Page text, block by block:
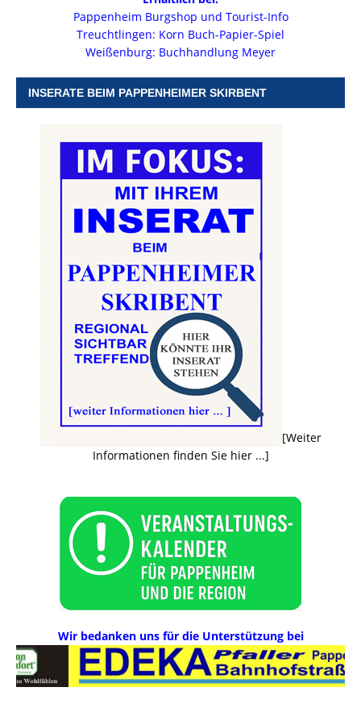
Pappenheim Burgshop und Tourist-Info
Treuchtlingen: Korn Buch-Papier-Spiel
Weißenburg: Buchhandlung Meyer
INSERATE BEIM PAPPENHEIMER SKIRBENT
[Weiter
Informationen finden Sie hier ...]
Wir bedanken uns für die Unterstützung bei